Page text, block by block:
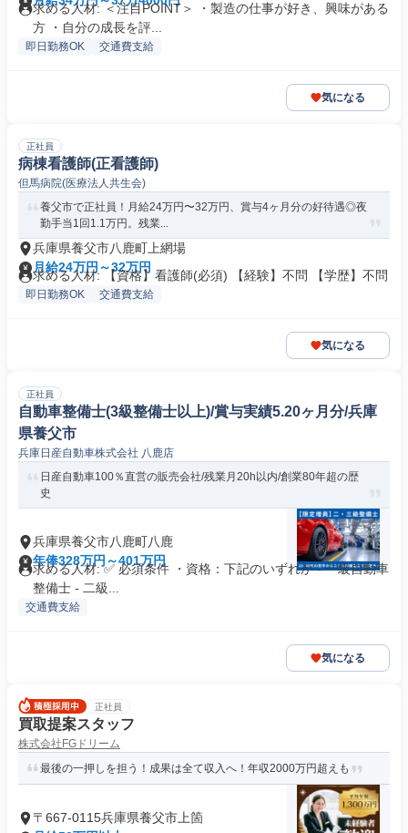
求める人材: ＜注目POINT＞ ・製造の仕事が好き、興味がある
方 ・自分の成長を評...
即日勤務OK 交通費支給
気になる
正社員
病棟看護師(正看護師)
但馬病院(医療法人共生会)
養父市で正社員！月給24万円〜32万円、賞与4ヶ月分の好待遇◎夜
勤手当1回1.1万円。残業...
兵庫県養父市八鹿町上網場
月給24万円～32万円
求める人材: 【資格】看護師(必須) 【経験】不問 【学歴】不問
即日勤務OK 交通費支給
気になる
正社員
自動車整備士(3級整備士以上)/賞与実績5.20ヶ月分/兵庫
県養父市
兵庫日産自動車株式会社 八鹿店
日産自動車100％直営の販売会社/残業月20h以内/創業80年超の歴
史
兵庫県養父市八鹿町八鹿
年俸328万円～401万円
求める人材: ✅ 必須条件 ・資格：下記のいずれか - 一級自動車
整備士 - 二級...
交通費支給
気になる
正社員
買取提案スタッフ
株式会社FGドリーム
最後の一押しを担う！成果は全て収入へ！年収2000万円超えも
〒667-0115兵庫県養父市上箇